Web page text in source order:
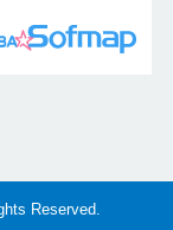
Reserved.